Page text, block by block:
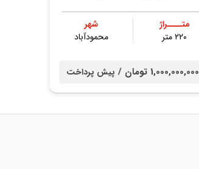
متــــراژ
۲۲۰ متر
شهر
محمودآباد
1,000,000,000 تومان / پیش پرداخت